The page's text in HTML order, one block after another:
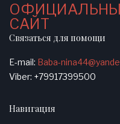
САЙТ
Связаться для помощи
E-mail: Baba-
Viber: +79917399500
Навигация